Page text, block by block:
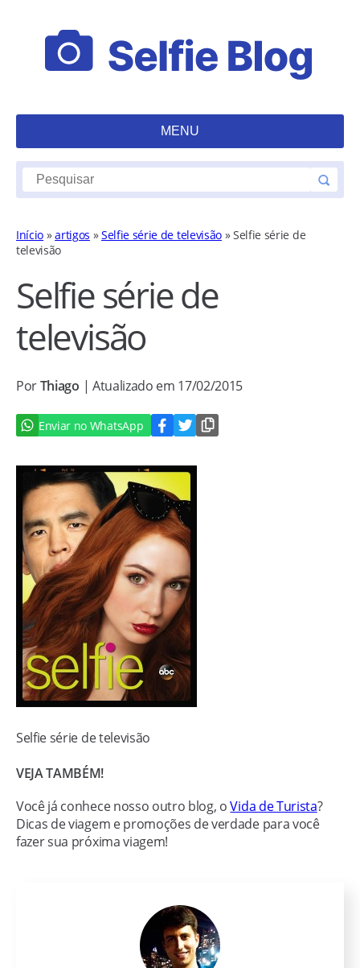
MENU
Início »artigos »Selfie série de televisão»Selfie série de
televisão
Selfie série de
televisão
PorThiago | Atualizado em 17/02/2015
Enviar no WhatsApp
Selfie série de televisão
VEJA TAMBÉM!
Você já conhece nosso outro blog, oVida de Turista?
Dicas de viagem e promoções de verdade para você
fazer sua próxima viagem!